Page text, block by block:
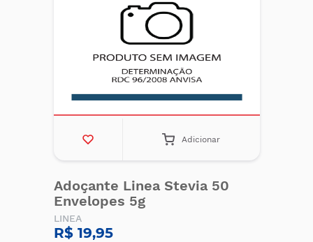
Adicionar
Adoçante Linea Stevia 50
Envelopes 5g
LINEA
R$ 19,95